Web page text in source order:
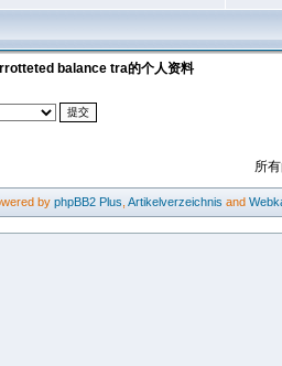
balance tra的个人资料
所
by phpBB2 Plus Artikelverzeichnis and